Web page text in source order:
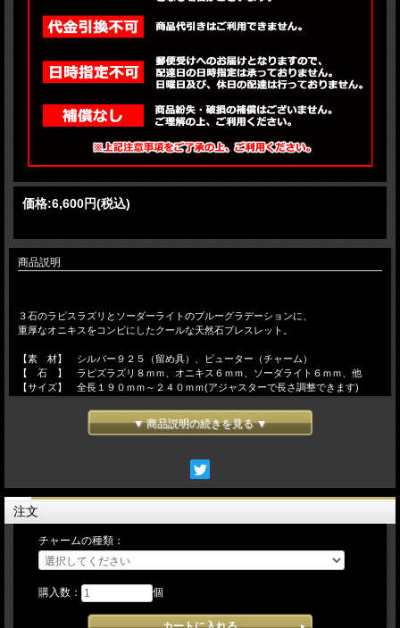
価格:6,600円(税込)
商品説明
３石のラピスラズリとソーダーライトのブルーグラデーションに、
重厚なオニキスをコンビにしたクールな天然石ブレスレット。
【素 材】 シルバー９２５（留め具）、ピューター（チャーム）
【 石 】 ラピズラズリ８ｍｍ、オニキス６ｍｍ、ソーダライト６ｍｍ、他
【サイズ】 全長１９０ｍｍ～２４０ｍｍ(アジャスターで長さ調整できます)
▼ 商品説明の続きを見る ▼
注文
チャームの種類：
購入数： 個